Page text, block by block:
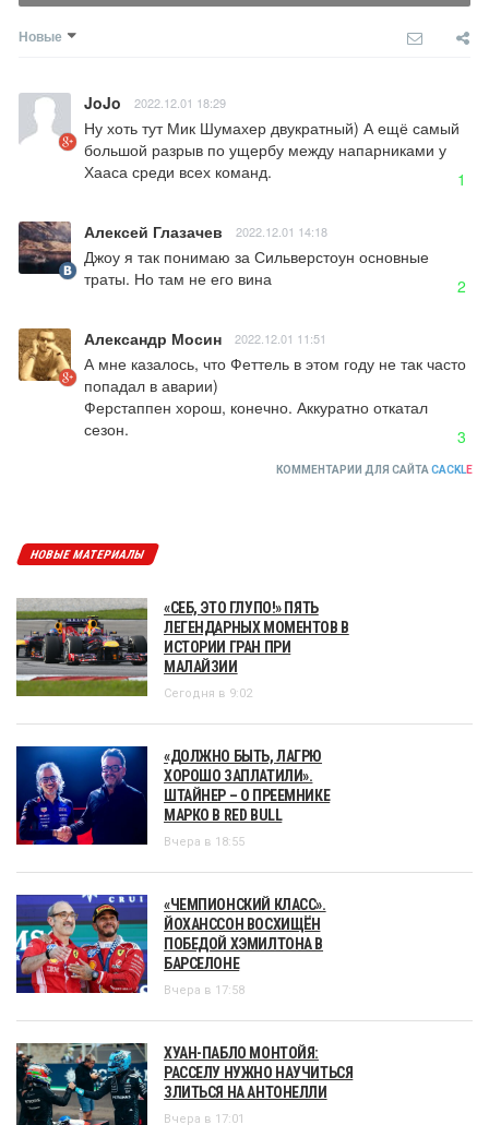
Новые
JoJo 2022.12.01 18:29
Ну хоть тут Мик Шумахер двукратный) А ещё самый
большой разрыв по ущербу между напарниками у
Хааса среди всех команд.
1
Алексей Глазачев 2022.12.01 14:18
Джоу я так понимаю за Сильверстоун основные
траты. Но там не его вина
2
Александр Мосин 2022.12.01 11:51
А мне казалось, что Феттель в этом году не так часто
попадал в аварии)
Ферстаппен хорош, конечно. Аккуратно откатал
сезон.
3
КОММЕНТАРИИ ДЛЯ САЙТА CACKLE
НОВЫЕ МАТЕРИАЛЫ
«СЕБ, ЭТО ГЛУПО!» ПЯТЬ
ЛЕГЕНДАРНЫХ МОМЕНТОВ В
ИСТОРИИ ГРАН ПРИ
МАЛАЙЗИИ
Сегодня в 9:02
«ДОЛЖНО БЫТЬ, ЛАГРЮ
ХОРОШО ЗАПЛАТИЛИ».
ШТАЙНЕР – О ПРЕЕМНИКЕ
МАРКО В RED BULL
Вчера в 18:55
«ЧЕМПИОНСКИЙ КЛАСС».
ЙОХАНССОН ВОСХИЩЁН
ПОБЕДОЙ ХЭМИЛТОНА В
БАРСЕЛОНЕ
Вчера в 17:58
ХУАН-ПАБЛО МОНТОЙЯ:
РАССЕЛУ НУЖНО НАУЧИТЬСЯ
ЗЛИТЬСЯ НА АНТОНЕЛЛИ
Вчера в 17:01